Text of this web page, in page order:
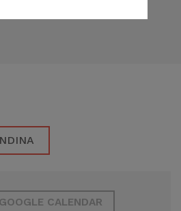
di
dati
su di te per
il servizio
CALENDAR